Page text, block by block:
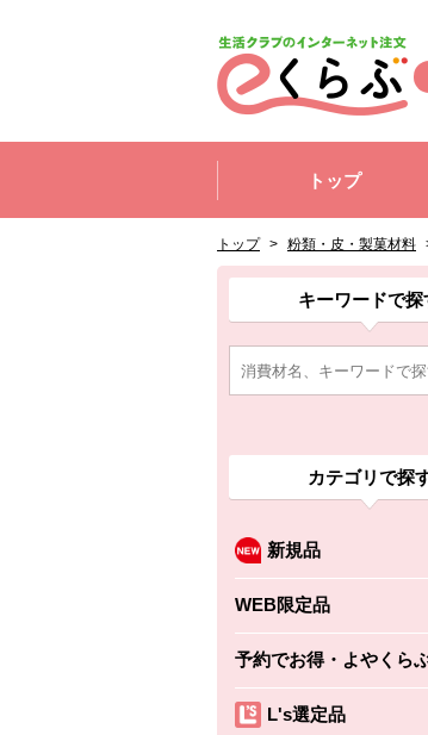
トップ
トップ > 粉類・皮・製菓材料
ここから消費材検索メニ
キーワードで探
カテゴリで探
新規品
WEB限定品
予約でお得・よやくら
L's選定品
消費材検索メニューここ
ここから本文です。
ここから組合員向けメニ
組合員向けメニューここ
ここから本文です。